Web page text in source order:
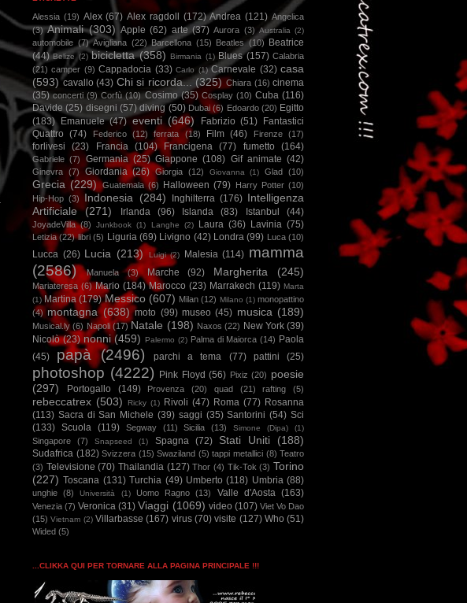
Alessia (19) Alex (67) Alex ragdoll (172) Andrea (121) Angelica
(3) Animali (303) Apple (62) arte (37) Aurora (3) Australia (2)
automobile (7) Avigliana (22) Barcellona (15) Beatles (10)
Beatrice
(44) Belize (2) bicicletta (358) Birmania (1) Blues (157) Calabria
(21) camper (9) Cappadocia (33) Carlo (1) Carnevale (32) casa
(593) cavallo (43) Chi si ricorda... (325) Chiara (16) cinema
(35) concerti (9) Corfù (10) Cosimo (35) Cosplay (10) Cuba (116)
Davide (25) disegni (57) diving (50) Dubai (6) Edoardo (20) Egitto
(183)
Emanuele (47) eventi (646) Fabrizio (51)
Fantastici
Quattro (74) Federico (12) ferrata (18) Film (46) Firenze (17)
forlivesi (23) Francia (104) Francigena (77) fumetto (164)
Gabriele (7) Germania (25) Giappone (108) Gif animate (42)
Ginevra (7) Giordania (26) Giorgia (12) Giovanna (1) Glad (10)
Grecia (229) Guatemala (6) Halloween (79) Harry Potter (10)
Hip-Hop (3) Indonesia (284) Inghilterra (176) Intelligenza
Artificiale
(271) Irlanda (96) Islanda (83) Istanbul (44)
JoyadeVilla (8) Junkbook (1) Langhe (2) Laura (36) Lavinia (75)
Letizia (22) libri (5) Liguria (69) Livigno (42) Londra (99) Luca (10)
Lucca (26) Lucia (213) Luigi (2) Malesia (114) mamma
(2586)
Manuela (3) Marche (92) Margherita (245)
Mariateresa (6) Mario (184) Marocco (23) Marrakech (119) Marta
(1) Martina (179) Messico (607) Milan (12) Milano (1) monopattino
(4) montagna (638) moto (99) museo (45) musica (189)
Musical.ly (6) Napoli (17) Natale (198) Naxos (22) New York (39)
Nicolò (23) nonni (459) Palermo (2) Palma di Maiorca (14) Paola
(45)
papà (2496) parchi a tema (77) pattini (25)
photoshop (4222) Pink Floyd (56) Pixiz (20) poesie
(297)
Portogallo (149) Provenza (20) quad (21) rafting (5)
rebeccatrex (503) Ricky (1) Rivoli (47) Roma (77) Rosanna
(113) Sacra di San Michele (39) saggi (35) Santorini (54) Sci
(133) Scuola (119) Segway (11) Sicilia (13) Simone (Dipa) (1)
Singapore (7) Snapseed (1) Spagna (72) Stati Uniti (188)
Sudafrica (182) Svizzera (15) Swaziland (5) tappi metallici (8) Teatro
(3) Televisione (70) Thailandia (127) Thor (4) Tik-Tok (3) Torino
(227) Toscana (131) Turchia (49) Umberto (118) Umbria (88)
unghie (8) Università (1) Uomo Ragno (13) Valle d'Aosta (163)
Venezia (7) Veronica (31) Viaggi (1069) video (107) Viet Vo Dao
(15) Vietnam (2) Villarbasse (167) virus (70) visite (127) Who (51)
Wided (5)
...CLIKKA QUI PER TORNARE ALLA PAGINA PRINCIPALE !!!